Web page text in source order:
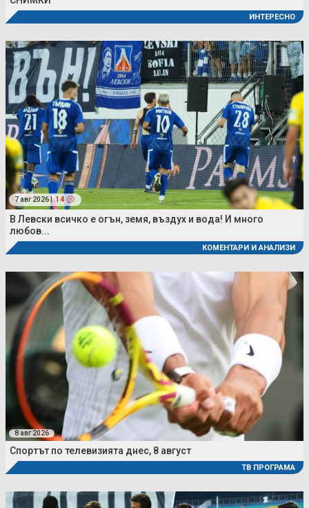
ИНТЕРЕСНО
7 авг 2026 | 14
В Левски всичко е огън, земя, въздух и вода! И много
любов...
КОМЕНТАРИ И АНАЛИЗИ
8 авг 2026
Спортът по телевизията днес, 8 август
ТВ ПРОГРАМА